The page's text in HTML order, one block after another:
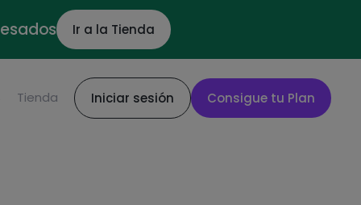
Ir a la Tienda
Tienda Iniciar sesión Consigue tu Plan